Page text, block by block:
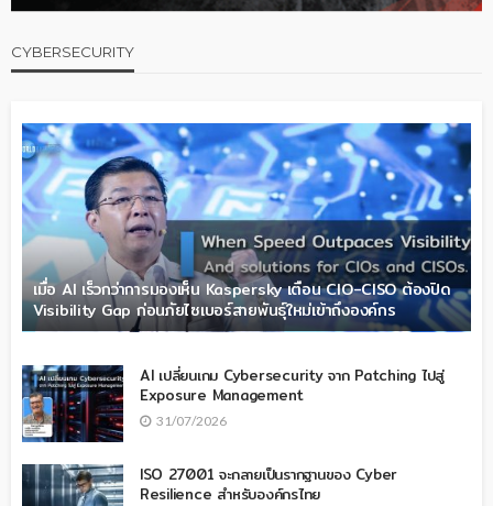
CYBERSECURITY
เมื่อ AI เร็วกว่าการมองเห็น Kaspersky เตือน CIO-CISO ต้องปิด
Visibility Gap ก่อนภัยไซเบอร์สายพันธุ์ใหม่เข้าถึงองค์กร
AI เปลี่ยนเกม Cybersecurity จาก Patching ไปสู่
Exposure Management
31/07/2026
ISO 27001 จะกลายเป็นรากฐานของ Cyber
Resilience สำหรับองค์กรไทย